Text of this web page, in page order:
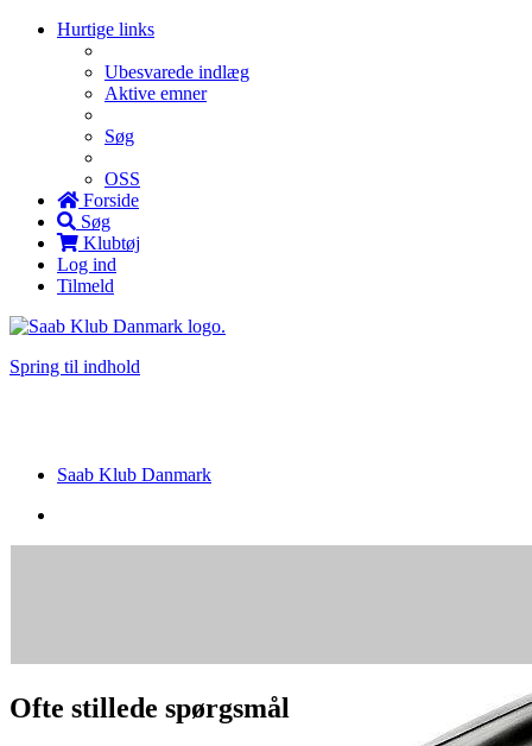
Hurtige links
Ubesvarede indlæg
Aktive emner
Søg
OSS
Forside
Søg
Klubtøj
Log ind
Tilmeld
Spring til indhold
Saab Klub Danmark
Ofte stillede spørgsmål